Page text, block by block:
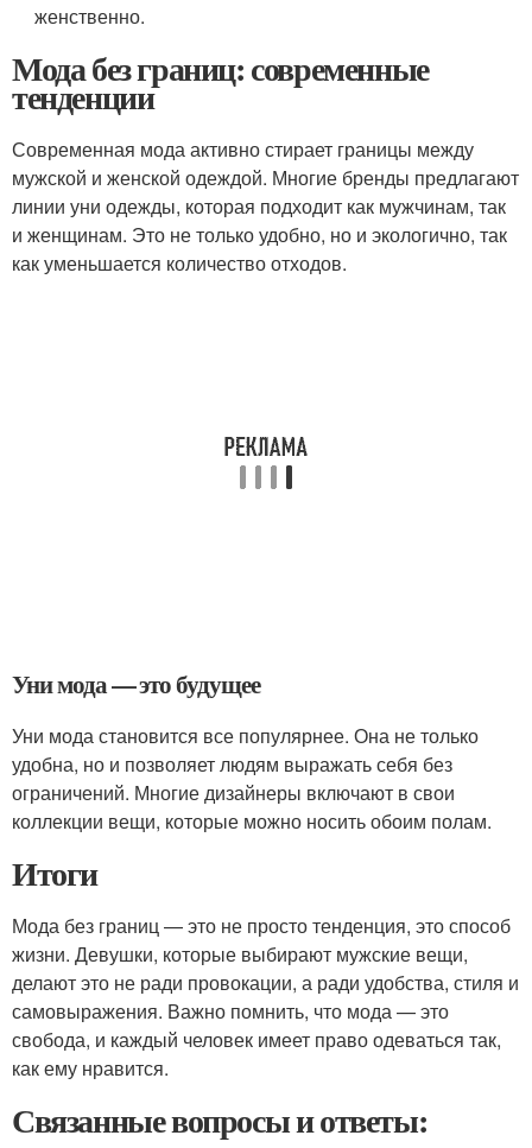
женственно.
Мода без границ: современные
тенденции
Современная мода активно стирает границы между
мужской и женской одеждой. Многие бренды предлагают
линии уни одежды, которая подходит как мужчинам, так
и женщинам. Это не только удобно, но и экологично, так
как уменьшается количество отходов.
Уни мода — это будущее
Уни мода становится все популярнее. Она не только
удобна, но и позволяет людям выражать себя без
ограничений. Многие дизайнеры включают в свои
коллекции вещи, которые можно носить обоим полам.
Итоги
Мода без границ — это не просто тенденция, это способ
жизни. Девушки, которые выбирают мужские вещи,
делают это не ради провокации, а ради удобства, стиля и
самовыражения. Важно помнить, что мода — это
свобода, и каждый человек имеет право одеваться так,
как ему нравится.
Связанные вопросы и ответы: